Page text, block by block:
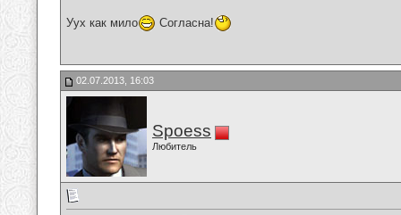
Уух как мило Согласна!
02.07.2013, 16:03
Spoess
Любитель